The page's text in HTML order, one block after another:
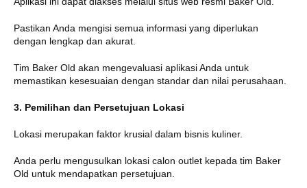
Pastikan Anda mengisi semua informasi yang diperlukan
dengan lengkap dan akurat.
Tim Baker Old akan mengevaluasi aplikasi Anda untuk
memastikan kesesuaian dengan standar dan nilai perusahaan.
3. Pemilihan dan Persetujuan Lokasi
Lokasi merupakan faktor krusial dalam bisnis kuliner.
Anda perlu mengusulkan lokasi calon outlet kepada tim Baker
Old untuk mendapatkan persetujuan.